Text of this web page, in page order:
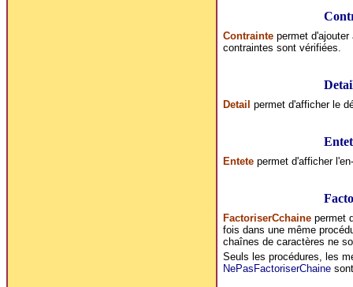
Contraintepermet d'ajouter
contraintes sont vérifiées.
Detail permet d'afficher le
Entetepermet d'afficher
FactoriserCchainepermet
fois dans une même
chaînes de caractères ne
Seuls les procédures, les
NePasFactoriserChainesont